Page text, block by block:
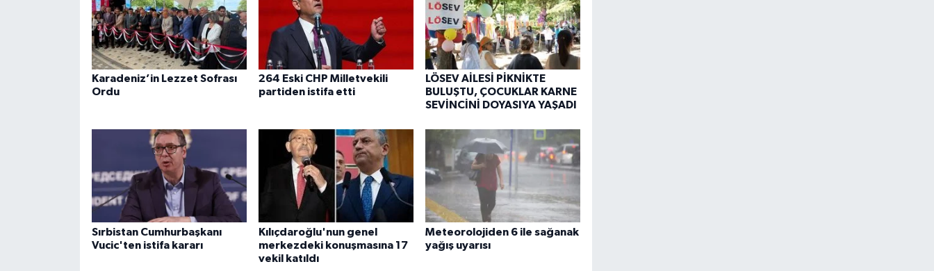
Karadeniz’in Lezzet Sofrası
Ordu
264 Eski CHP Milletvekili
partiden istifa etti
LÖSEV AİLESİ PİKNİKTE
BULUŞTU, ÇOCUKLAR KARNE
SEVİNCİNİ DOYASIYA YAŞADI
Sırbistan Cumhurbaşkanı
Vucic'ten istifa kararı
Kılıçdaroğlu'nun genel
merkezdeki konuşmasına 17
vekil katıldı
Meteorolojiden 6 ile sağanak
yağış uyarısı